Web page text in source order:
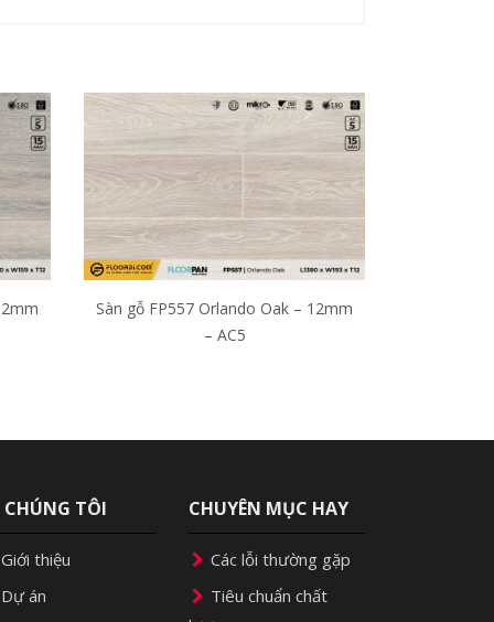
Sàn gỗ FP557 Orlando Oak – 12mm
– AC5
CHÚNG TÔI
thiệu
án
CHUYÊN MỤC HAY
Các lỗi thường gặp
Tiêu chuẩn chất